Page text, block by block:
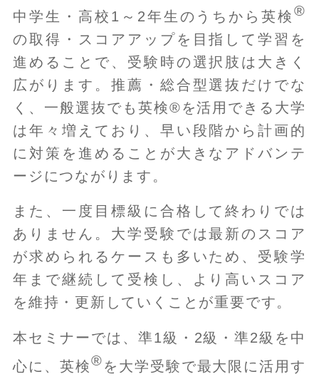
中学生・高校1～2年生のうちから英検®
の取得・スコアアップを目指して学習を
進めることで、受験時の選択肢は大きく
広がります。推薦・総合型選抜だけでな
く、一般選抜でも英検®を活用できる大学
は年々増えており、早い段階から計画的
に対策を進めることが大きなアドバンテ
ージにつながります。
また、一度目標級に合格して終わりでは
ありません。大学受験では最新のスコア
が求められるケースも多いため、受験学
年まで継続して受検し、より高いスコア
を維持・更新していくことが重要です。
本セミナーでは、準1級・2級・準2級を中
心に、英検®を大学受験で最大限に活用す